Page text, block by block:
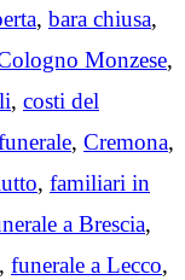
, bara chiusa,
Monzese,
, costi del
, Cremona,
, familiari in
a Brescia,
, funerale a Lecco,